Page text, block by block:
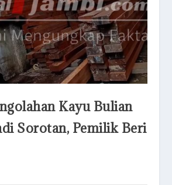
Kayu Bulian
Sorotan, Pemilik Beri